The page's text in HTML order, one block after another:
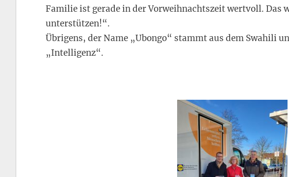
Familie ist gerade in der Vorweihnachtszeit wertvoll. Das
unterstützen!“.
Übrigens, der Name „Ubongo“ stammt aus dem Swahili
„Intelligenz“.